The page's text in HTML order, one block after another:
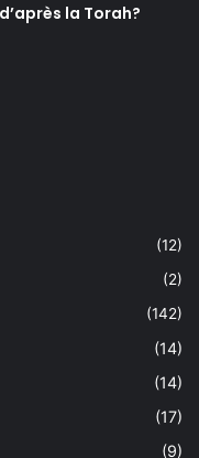
la Torah?
(12)
(2)
(142)
(14)
(14)
(17)
(9)